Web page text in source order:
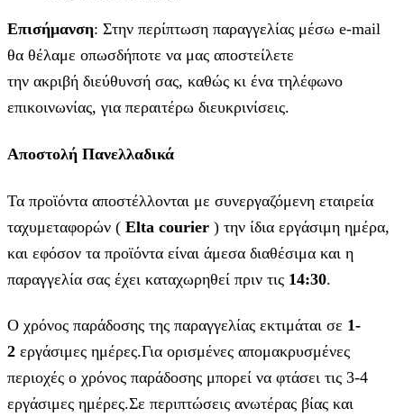
Επισήμανση: Στην περίπτωση παραγγελίας μέσω e-mail
θα θέλαμε οπωσδήποτε να μας αποστείλετε
την ακριβή διεύθυνσή σας, καθώς κι ένα τηλέφωνο
επικοινωνίας, για περαιτέρω διευκρινίσεις.
Αποστολή Πανελλαδικά
Τα προϊόντα αποστέλλονται με συνεργαζόμενη εταιρεία
ταχυμεταφορών ( Elta courier ) την ίδια εργάσιμη ημέρα,
και εφόσον τα προϊόντα είναι άμεσα διαθέσιμα και η
παραγγελία σας έχει καταχωρηθεί πριν τις 14:30.
Ο χρόνος παράδοσης της παραγγελίας εκτιμάται σε 1-
2 εργάσιμες ημέρες.Για ορισμένες απομακρυσμένες
περιοχές ο χρόνος παράδοσης μπορεί να φτάσει τις 3-4
εργάσιμες ημέρες.Σε περιπτώσεις ανωτέρας βίας και